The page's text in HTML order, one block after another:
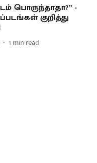
பொருந்தாதா?” -
குறித்து
1 min read